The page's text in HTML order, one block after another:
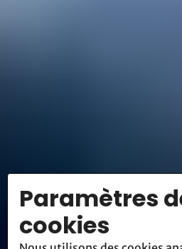
Paramètres
cookies